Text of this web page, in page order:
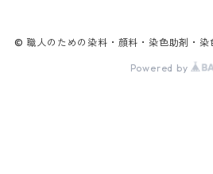
© 職人のための染料・顔料・染色助剤・染
Powered by